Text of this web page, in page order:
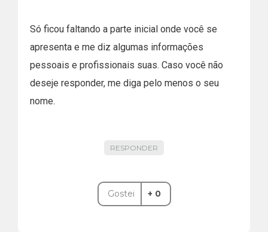
Só ficou faltando a parte inicial onde você se
apresenta e me diz algumas informações
pessoais e profissionais suas. Caso você não
deseje responder, me diga pelo menos o seu
nome.
RESPONDER
Gostei + 0